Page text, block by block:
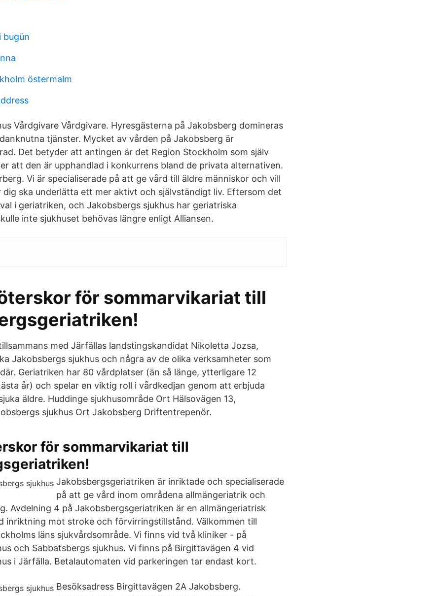
bugün
östermalm
Vårdgivare Vårdgivare. Hyresgästerna på Jakobsberg domineras
tjänster. Mycket av vården på Jakobsberg är
Det betyder att antingen är det Region Stockholm som själv
att den är upphandlad i konkurrens bland de privata alternativen.
Vi är specialiserade på att ge vård till äldre människor och vill
dig ska underlätta ett mer aktivt och självständigt liv. Eftersom det
i geriatriken, och Jakobsbergs sjukhus har geriatriska
inte sjukhuset behövas längre enligt Alliansen.
för sommarvikariat till
med Järfällas landstingskandidat Nikoletta Jozsa,
Jakobsbergs sjukhus och några av de olika verksamheter som
Geriatriken har 80 vårdplatser (än så länge, ytterligare 12
år) och spelar en viktig roll i vårdkedjan genom att erbjuda
äldre. Huddinge sjukhusområde Ort Hälsovägen 13,
sjukhus Ort Jakobsberg Driftentrepenör.
för sommarvikariat till
Jakobsbergsgeriatriken är inriktade och specialiserade
på att ge vård inom områdena allmängeriatrik och
Avdelning 4 på Jakobsbergsgeriatriken är en allmängeriatrisk
inriktning mot stroke och förvirringstillstånd. Välkommen till
läns sjukvårdsområde. Vi finns vid två kliniker - på
och Sabbatsbergs sjukhus. Vi finns på Birgittavägen 4 vid
i Järfälla. Betalautomaten vid parkeringen tar endast kort.
Besöksadress Birgittavägen 2A Jakobsberg.